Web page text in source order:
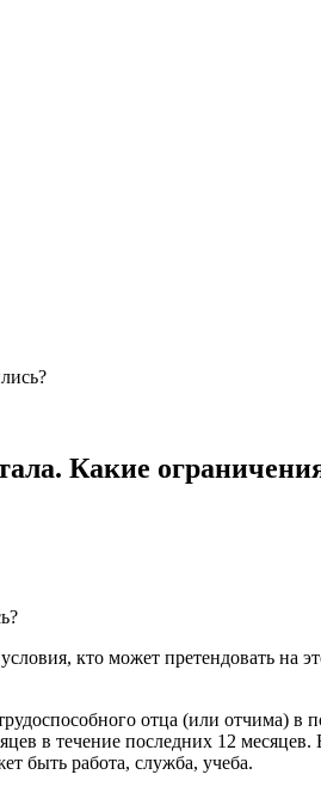
Какие
кто может претендовать на
отца (или отчима) в
в течение последних 12
быть работа, служба, учеба.